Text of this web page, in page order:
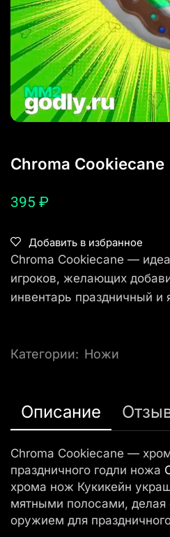
Chroma Cookiecane
395 ₽
Добавить в избранное
Chroma Cookiecane —
игроков, желающих
инвентарь праздничный и
Категории: Ножи
Описание
Chroma Cookiecane —
праздничного годли ножа
хрома нож Кукикейн
мятными полосами, делая
оружием для